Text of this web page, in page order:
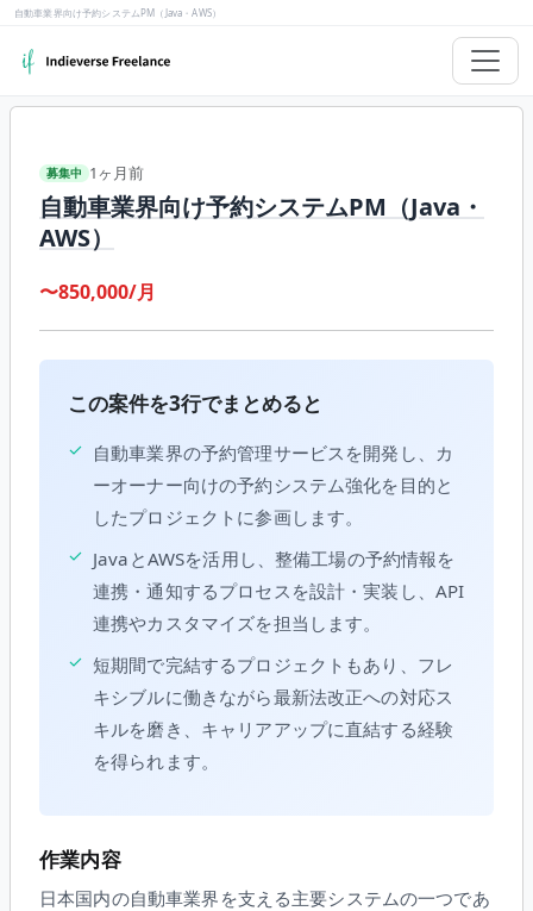
自動車業界向け予約システムPM（Java・AWS）
募集中 1ヶ月前
自動車業界向け予約システムPM（Java・
AWS）
〜850,000/月
この案件を3行でまとめると
✓ 自動車業界の予約管理サービスを開発し、カ
ーオーナー向けの予約システム強化を目的と
したプロジェクトに参画します。
✓ JavaとAWSを活用し、整備工場の予約情報を
連携・通知するプロセスを設計・実装し、API
連携やカスタマイズを担当します。
✓ 短期間で完結するプロジェクトもあり、フレ
キシブルに働きながら最新法改正への対応ス
キルを磨き、キャリアアップに直結する経験
を得られます。
作業内容
日本国内の自動車業界を支える主要システムの一つであ